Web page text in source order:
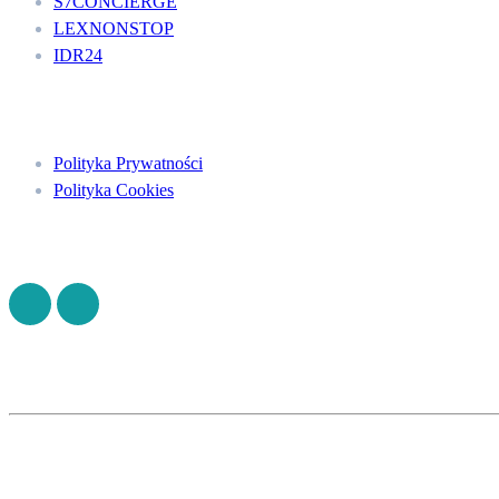
LEXNONSTOP
IDR24
Polityka Prywatności
Polityka Cookies